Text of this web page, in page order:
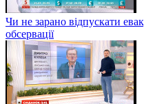
Чи не зарано відпускати
обсервації